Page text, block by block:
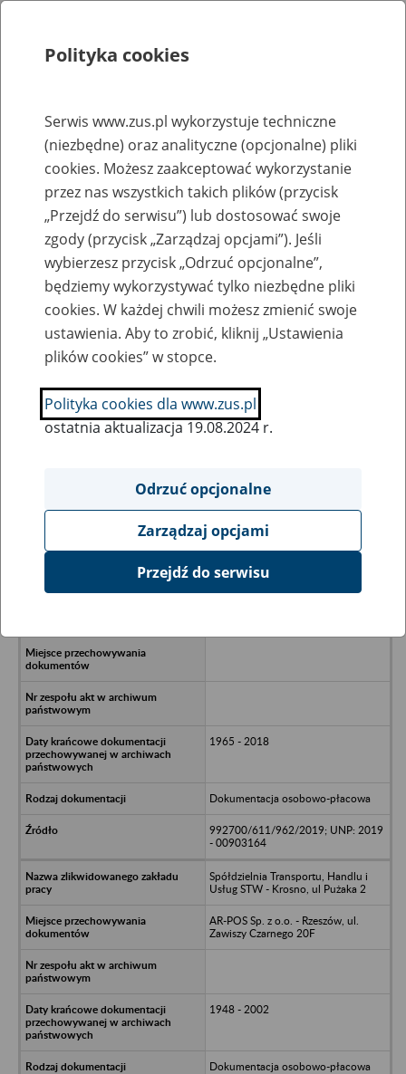
Rejestry, ewidencje i archiwa
Baza zlikwidowanych lub
przekształconych zakładów pracy
Nazwa zakładu pracy:
SZUKAJ
Ukryj wszystkie pozycje bazy
Zakład Utrzymania Ruchu PZL
1965 - 2018
Dokumentacja osobowo-płacowa
992700/611/962/2019; UNP: 2019
- 00903164
Spółdzielnia Transportu, Handlu i
Usług STW - Krosno, ul Pużaka 2
AR-POS Sp. z o.o. - Rzeszów, ul.
Zawiszy Czarnego 20F
1948 - 2002
Dokumentacja osobowo-płacowa
Polityka cookies
Serwis www.zus.pl wykorzystuje techniczne
(niezbędne) oraz analityczne (opcjonalne) pliki
cookies. Możesz zaakceptować wykorzystanie
przez nas wszystkich takich plików (przycisk
„Przejdź do serwisu”) lub dostosować swoje
zgody (przycisk „Zarządzaj opcjami”). Jeśli
wybierzesz przycisk „Odrzuć opcjonalne”,
będziemy wykorzystywać tylko niezbędne pliki
cookies. W każdej chwili możesz zmienić swoje
ustawienia. Aby to zrobić, kliknij „Ustawienia
plików cookies” w stopce.
Polityka cookies dla www.zus.pl
ostatnia aktualizacja 19.08.2024 r.
Odrzuć opcjonalne
Zarządzaj opcjami
Przejdź do serwisu